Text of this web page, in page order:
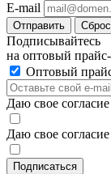
E-mail
Отправить
Подписывайтесь
на оптовый
Оптовый
Даю свое
Даю свое